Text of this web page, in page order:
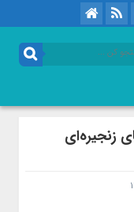
زنجیره‌ای